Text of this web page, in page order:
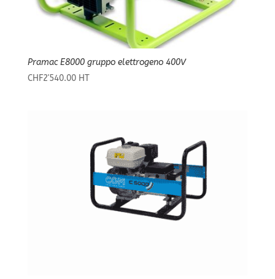
Pramac E8000 gruppo elettrogeno 400V
CHF2'540.00 HT